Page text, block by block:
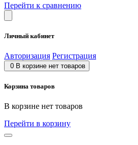
Перейти к сравнению
Личный кабинет
Авторизация Регистрация
0 В корзине нет товаров
Корзина товаров
В корзине нет товаров
Перейти в корзину